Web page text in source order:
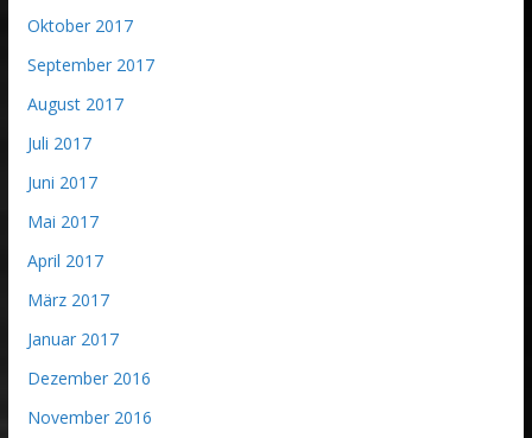
Oktober 2017
September 2017
August 2017
Juli 2017
Juni 2017
Mai 2017
April 2017
März 2017
Januar 2017
Dezember 2016
November 2016